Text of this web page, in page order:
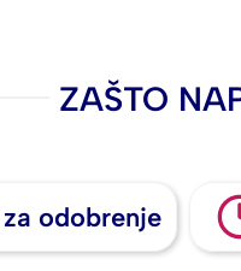
ZAŠTO
odobrenje